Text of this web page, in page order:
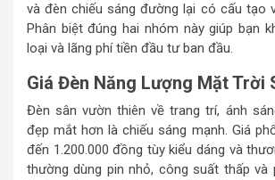
và đèn chiếu sáng đường lại có cấu tạo
Phân biệt đúng hai nhóm này giúp bạn
loại và lãng phí tiền đầu tư ban đầu.
Giá Đèn Năng Lượng Mặt Trời
Đèn sân vườn thiên về trang trí, ánh
đẹp mắt hơn là chiếu sáng mạnh. Giá
đến 1.200.000 đồng tùy kiểu dáng và
thường dùng pin nhỏ, công suất thấp và